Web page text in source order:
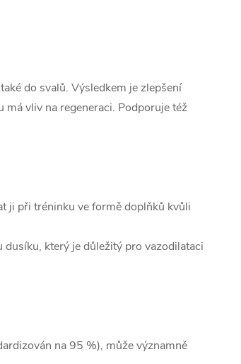
do svalů. Výsledkem je zlepšení
vliv na regeneraci. Podporuje též
ji při tréninku ve formě doplňků kvůli
který je důležitý pro vazodilataci
na 95 %), může významně